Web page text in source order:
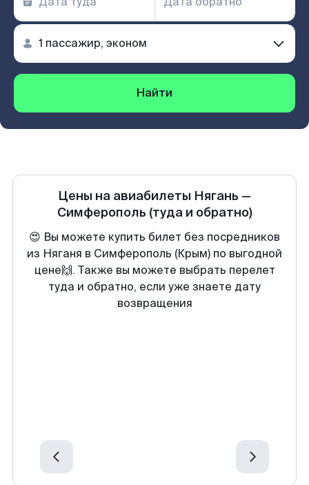
Найти
Цены на авиабилеты Нягань —
Симферополь (туда и обратно)
😍 Вы можете купить билет без посредников
из Няганя в Симферополь (Крым) по выгодной
цене🙌. Также вы можете выбрать перелет
туда и обратно, если уже знаете дату
возвращения